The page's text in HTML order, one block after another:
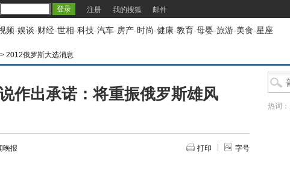
注册 我的搜狐 邮件
频-娱谈-财经-世相-科技-汽车-房产-时尚-健康-教育-母婴-旅游-美食-星座
> 2012俄罗斯大选消息
作出承诺：将重振俄罗斯雄风
晚报 打印 字号
热词：